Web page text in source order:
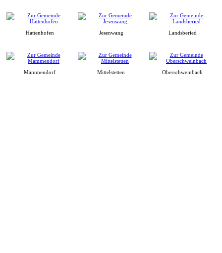
Hattenhofen Jesenwang Landsberied
Mammendorf Mittelstetten Oberschweinbach